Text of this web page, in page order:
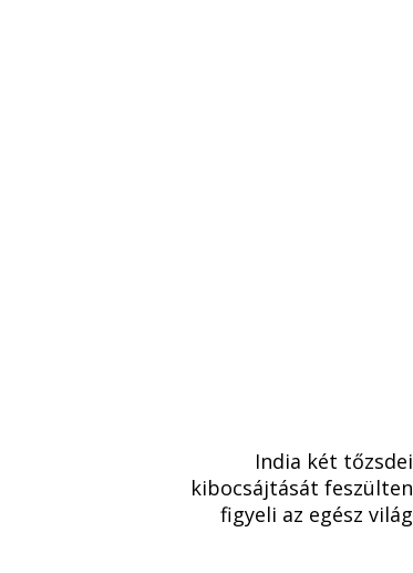
India két tőzsdei
kibocsájtását feszülten
figyeli az egész világ